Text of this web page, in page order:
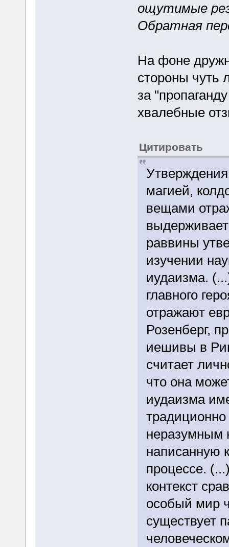
ощутимые
Обратная
На фоне
стороны чуть
за
хвалебные
Цитировать
магией,
вещами
раввины
изучении
иудаизма.
главного
отражают
Розенберг,
иешивы в
считает
что она
иудаизма
неразумным
написанную
процессе.
контекст
особый мир
существует